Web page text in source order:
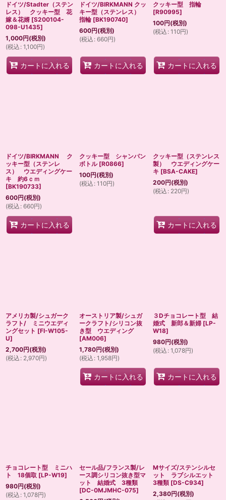
ドイツ/Stadter（ステン
レス） クッキー型 花
嫁＆花婿 [S200104-
098-U1435]
1,000円(税別)
(税込 : 1,100円)
カートに入れる
ドイツ/BIRKMANN クッ
キー型（ステンレス）
指輪 [BK190740]
600円(税別)
(税込 : 660円)
カートに入れる
クッキー型 指輪
[R90995]
100円(税別)
(税込 : 110円)
カートに入れる
ドイツ/BIRKMANN ク
ッキー型（ステンレ
ス） ウエディングケー
キ 約6ｃｍ
[BK190733]
600円(税別)
(税込 : 660円)
カートに入れる
クッキー型 シャンパン
ボトル [R0866]
100円(税別)
(税込 : 110円)
クッキー型（ステンレス
製） ウエディングケー
キ [BSA-CAKE]
200円(税別)
(税込 : 220円)
カートに入れる
アメリカ製/シュガーク
ラフト/ ミニウエディ
ングセット [FI-W105-
U]
2,700円(税別)
(税込 : 2,970円)
オーストリア製/シュガ
ークラフト/シリコン抜
き型 ウエディング
[AM006]
1,780円(税別)
(税込 : 1,958円)
カートに入れる
３Dチョコレート型 結
婚式 新郎＆新婦 [LP-
W18]
980円(税別)
(税込 : 1,078円)
カートに入れる
チョコレート型 ミニハ
ト 18個取 [LP-W19]
980円(税別)
(税込 : 1,078円)
セール品/フランス製/レ
ース調シリコン抜き型マ
ット 結婚式 3種類
[DC-0MJMHC-075]
Mサイズ/ステンシルセ
ット ラブシルエット
3種類 [DS-C934]
2,380円(税別)